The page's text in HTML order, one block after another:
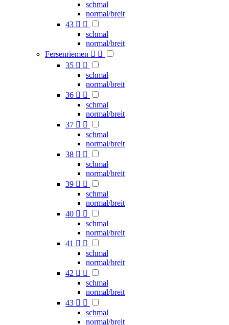
schmal
normal/breit
43  
schmal
normal/breit
Fersenriemen  
35  
schmal
normal/breit
36  
schmal
normal/breit
37  
schmal
normal/breit
38  
schmal
normal/breit
39  
schmal
normal/breit
40  
schmal
normal/breit
41  
schmal
normal/breit
42  
schmal
normal/breit
43  
schmal
normal/breit